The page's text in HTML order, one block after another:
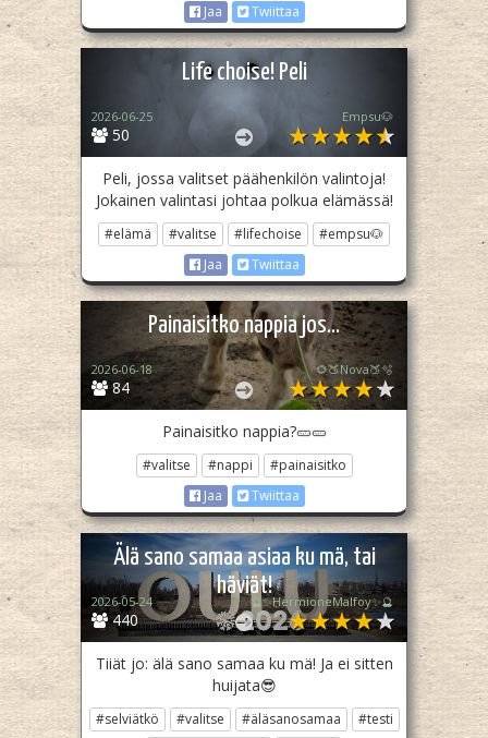
Jaa
Twiittaa
Life choise! Peli
50
2026-06-25 Empsu🐶
Peli, jossa valitset päähenkilön valintoja!
Jokainen valintasi johtaa polkua elämässä!
#elämä #valitse #lifechoise
#empsu🐶
Jaa
Twiittaa
Painaisitko nappia jos...
84
2026-06-18 🌻🍑Nova🍑🫧
Painaisitko nappia?🥒🥒
#valitse #nappi
#painaisitko
Jaa
Twiittaa
Älä sano samaa asiaa ku mä, tai
häviät!
440
2026-05-24 🔮✨HermioneMalfoy✨🔮
Tiiät jo: älä sano samaa ku mä! Ja ei sitten
huijata😎
#selviätkö #valitse #äläsanosamaa
#testi